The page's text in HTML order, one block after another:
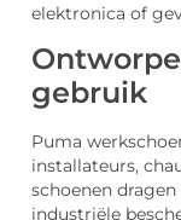
elektronica of
gebruik
Puma
installateurs,
schoenen
industriële